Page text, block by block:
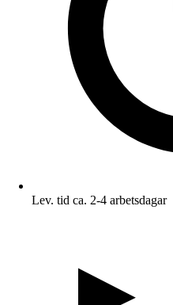
Lev. tid ca. 2-4 arbetsdagar